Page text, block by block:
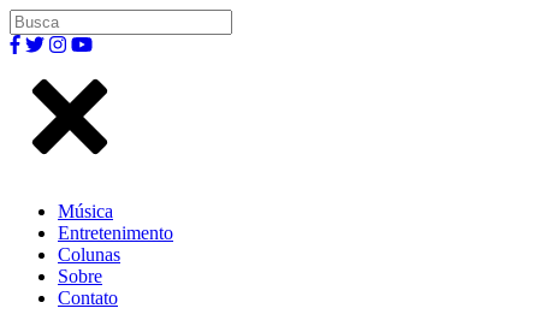
Música
Entretenimento
Colunas
Sobre
Contato